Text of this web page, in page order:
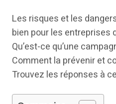
Les risques et les
bien pour les entreprises
Qu’est-ce qu’une
Comment la prévenir et
Trouvez les réponses à